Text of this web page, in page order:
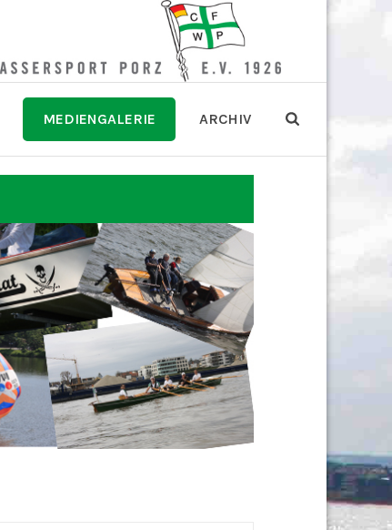
MEDIENGALERIE ARCHIV